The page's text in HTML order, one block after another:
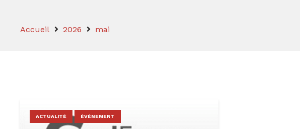
Accueil 2026 mai
ACTUALITÉ ÉVÉNEMENT